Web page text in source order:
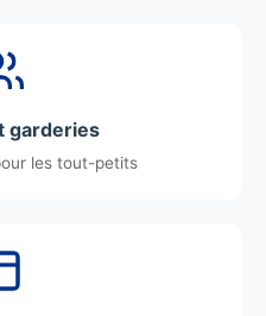
garderies
les tout-petits